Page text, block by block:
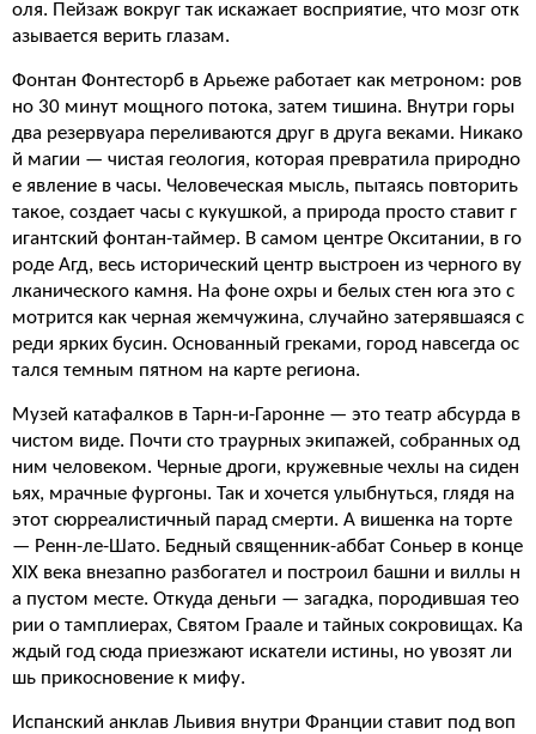
оля. Пейзаж вокруг так искажает восприятие, что мозг отк
азывается верить глазам.
Фонтан Фонтесторб в Арьеже работает как метроном: ров
но 30 минут мощного потока, затем тишина. Внутри горы
два резервуара переливаются друг в друга веками. Никако
й магии — чистая геология, которая превратила природно
е явление в часы. Человеческая мысль, пытаясь повторить
такое, создает часы с кукушкой, а природа просто ставит г
игантский фонтан-таймер. В самом центре Окситании, в го
роде Агд, весь исторический центр выстроен из черного ву
лканического камня. На фоне охры и белых стен юга это с
мотрится как черная жемчужина, случайно затерявшаяся с
реди ярких бусин. Основанный греками, город навсегда ос
тался темным пятном на карте региона.
Музей катафалков в Тарн-и-Гаронне — это театр абсурда в
чистом виде. Почти сто траурных экипажей, собранных од
ним человеком. Черные дроги, кружевные чехлы на сиден
ьях, мрачные фургоны. Так и хочется улыбнуться, глядя на
этот сюрреалистичный парад смерти. А вишенка на торте
— Ренн-ле-Шато. Бедный священник-аббат Соньер в конце
XIX века внезапно разбогател и построил башни и виллы н
а пустом месте. Откуда деньги — загадка, породившая тео
рии о тамплиерах, Святом Граале и тайных сокровищах. Ка
ждый год сюда приезжают искатели истины, но увозят ли
шь прикосновение к мифу.
Испанский анклав Льивия внутри Франции ставит под воп